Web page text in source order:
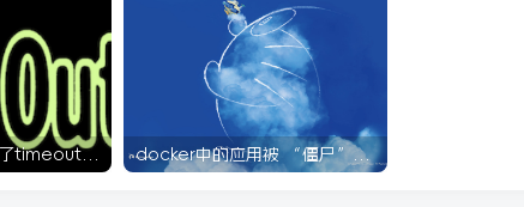
vps重启后, IP变成了timeout无法连接解决方案 docker中的应用被 “僵尸” 了怎么办?